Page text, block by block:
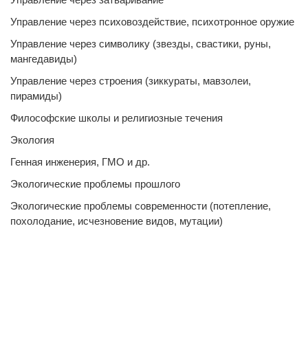
Управление через психовоздействие, психотронное оружие
Управление через символику (звезды, свастики, руны,
мангедавиды)
Управление через строения (зиккураты, мавзолеи,
пирамиды)
Философские школы и религиозные течения
Экология
Генная инженерия, ГМО и др.
Экологические проблемы прошлого
Экологические проблемы современности (потепление,
похолодание, исчезновение видов, мутации)